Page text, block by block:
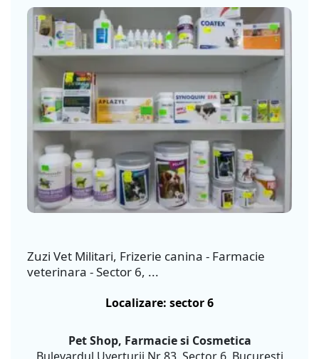
Zuzi Vet Militari, Frizerie canina - Farmacie
veterinara - Sector 6, ...
Localizare: sector 6
Pet Shop, Farmacie si Cosmetica